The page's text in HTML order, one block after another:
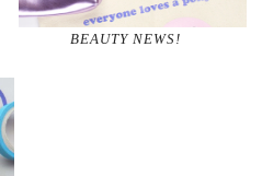
BEAUTY NEWS!